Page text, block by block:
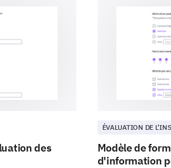
des
ÉVALUATION DE
Modèle de
d'information